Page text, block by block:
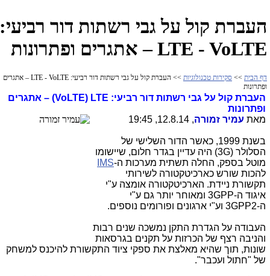
העברת קול על גבי רשתות דור רביעי:
LTE - VoLTE – אתגרים ופתרונות
דף הבית >> סקירות טכנולוגיות
>> העברת קול על גבי רשתות דור רביעי: LTE - VoLTE – אתגרים
ופתרונות
העברת קול על גבי רשתות דור רביעי: LTE
(VoLTE) – אתגרים
ופתרונות
מאת עמיר זמורה, 12.8.14, 19:45
בשנת 1999, כאשר הדור השלישי של
הסלולר (3G) היה עדיין בגדר חלום, שיישומו
מוטל בספק, החלה תשתית מערכות ה-IMS
להכות שורש כארכיטקטורה לשירותי
תקשורת ניידת. הארכיטקטורה אומצה ע"י
איגוד ה-3GPP ומאוחר יותר גם ע"י
ה-3GPP2 וע"י ארגונים ופורומים נוספים.
העבודה על הגדרת התקן נמשכה שנים רבות
והניבה רצף של הכרזות על תקנים בגרסאות
שונות, תוך שהיא מאלצת את ספקי ציוד התקשורת להיכנס למשחק
של "חתול ועכבר".